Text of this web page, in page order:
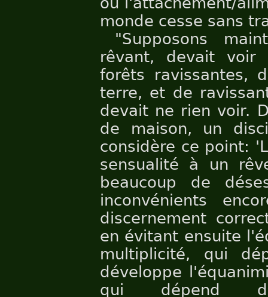
monde cesse sans
"Supposons
rêvant, devait voir
forêts ravissantes,
terre, et de
devait ne rien voir.
de maison, un
considère ce point:
sensualité à un
beaucoup de
inconvénients
discernement
en évitant ensuite
multiplicité, qui
développe
qui dépend